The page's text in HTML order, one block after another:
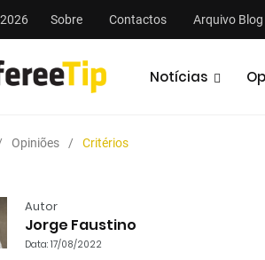
Sobre Contactos Arquivo Blog
Notícias
Opiniões Critérios
Autor
Jorge Faustino
Data: 17/08/2022Podcasts